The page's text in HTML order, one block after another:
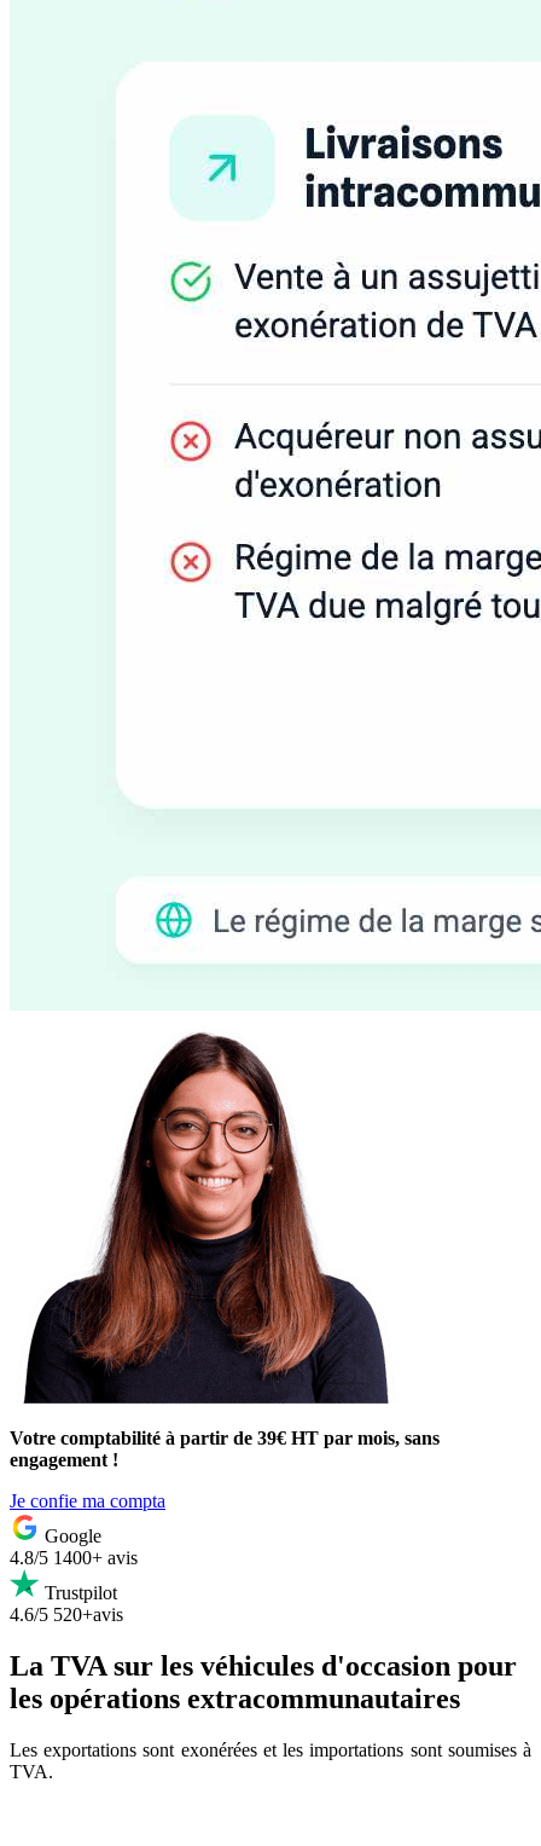
Votre comptabilité à partir de 39€ HT par mois, sans
engagement !
Je confie ma compta
Google
4.8/5 1400+ avis
Trustpilot
4.6/5 520+avis
La TVA sur les véhicules d'occasion pour
les opérations extracommunautaires
Les exportations sont exonérées et les importations sont soumises à
TVA.